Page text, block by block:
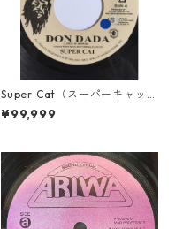
Super Cat（スーパーキャッ
ト） - Don Dada【7inch】
¥99,999